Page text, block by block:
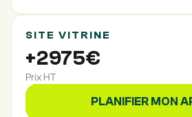
SITE VITRINE
+2975€
Prix HT
PLANIFIER MON